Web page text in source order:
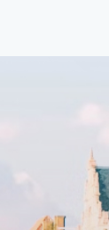
93m2, ready-
spaces.The
solar panels
supply. The